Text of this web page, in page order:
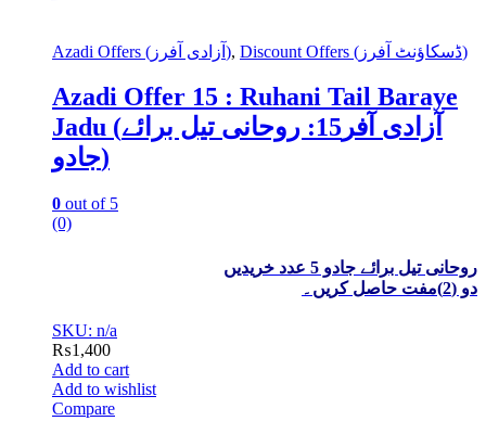
Azadi Offers (آزادی آفرز), Discount Offers (ڈسکاؤنٹ آفرز)
Azadi Offer 15 : Ruhani Tail Baraye
Jadu (آزادی آفر15: روحانی تیل برائے
جادو)
0 out of 5
(0)
روحانی تیل برائے جادو 5 عدد خریدیں
دو (2)مفت حاصل کریں۔
SKU: n/a
₨1,400
Add to cart
Add to wishlist
Compare